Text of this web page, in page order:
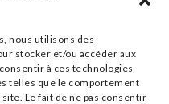
nous utilisons des
stocker et/ou accéder aux
à ces technologies
telles que le comportement
Le fait de ne pas consentir